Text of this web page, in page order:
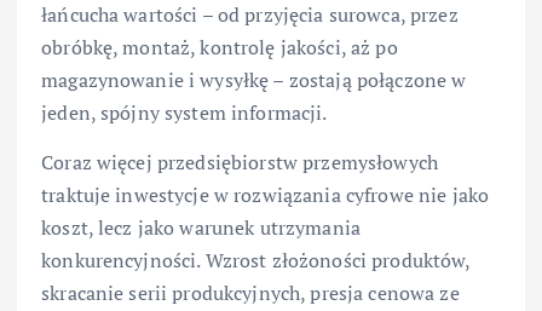
łańcucha wartości – od przyjęcia surowca, przez
obróbkę, montaż, kontrolę jakości, aż po
magazynowanie i wysyłkę – zostają połączone w
jeden, spójny system informacji.
Coraz więcej przedsiębiorstw przemysłowych
traktuje inwestycje w rozwiązania cyfrowe nie jako
koszt, lecz jako warunek utrzymania
konkurencyjności. Wzrost złożoności produktów,
skracanie serii produkcyjnych, presja cenowa ze